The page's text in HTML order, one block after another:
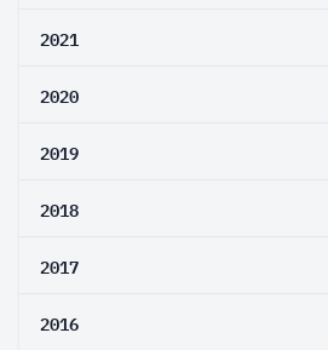
2021
2020
2019
2018
2017
2016